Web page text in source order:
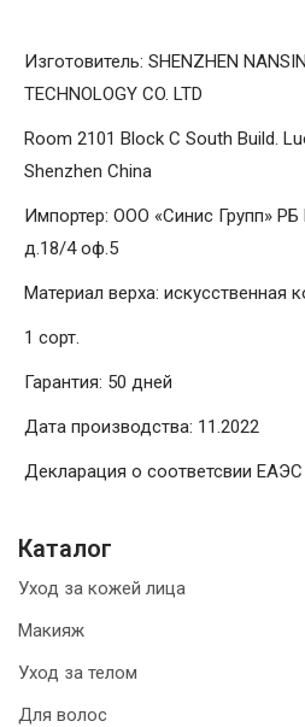
Изготовитель: SHENZHEN
TECHNOLOGY CO. LTD
Room 2101 Block C South Build.
Shenzhen China
Импортер: ООО «Синис Групп»
д.18/4 оф.5
Материал верха: искусственная
1 сорт.
Гарантия: 50 дней
Дата производства: 11.2022
Декларация о соответсвии
Каталог
Уход за кожей лица
Макияж
Уход за телом
Для волос